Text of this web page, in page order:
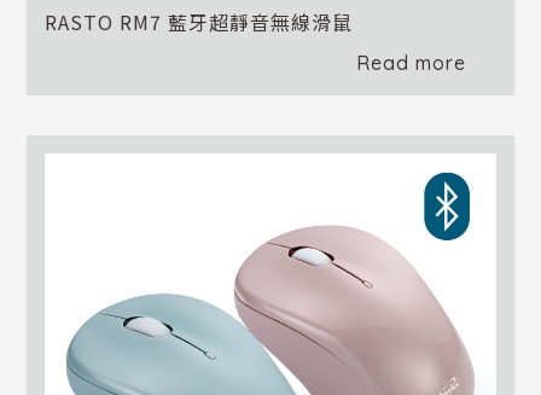
RASTO RM7 藍牙超靜音無線滑鼠
Read more